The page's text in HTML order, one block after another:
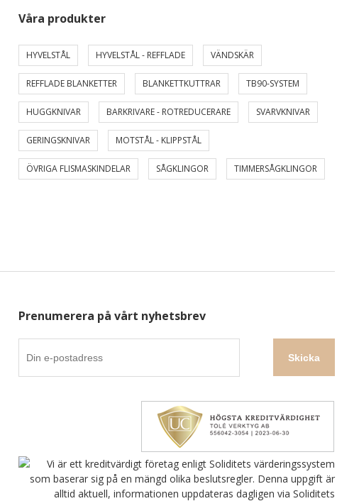
Våra produkter
HYVELSTÅL HYVELSTÅL - REFFLADE VÄNDSKÄR
REFFLADE BLANKETTER BLANKETTKUTTRAR TB90-SYSTEM
HUGGKNIVAR BARKRIVARE - ROTREDUCERARE SVARVKNIVAR
GERINGSKNIVAR MOTSTÅL - KLIPPSTÅL
ÖVRIGA FLISMASKINDELAR SÅGKLINGOR TIMMERSÅGKLINGOR
Prenumerera på vårt nyhetsbrev